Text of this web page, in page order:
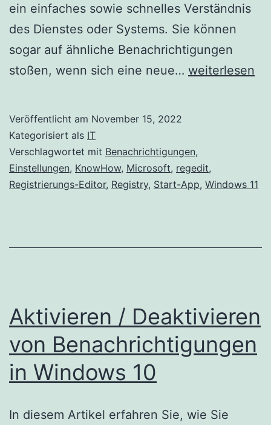
ein einfaches sowie schnelles Verständnis
des Dienstes oder Systems. Sie können
sogar auf ähnliche Benachrichtigungen
stoßen, wenn sich eine neue… Deaktivieren
in
Windows
11
weiterlesen
Veröffentlicht am November 15, 2022
Kategorisiert als IT
Verschlagwortet mit Benachrichtigungen,
Einstellungen, KnowHow, Microsoft, regedit,
Registrierungs-Editor, Registry, Start-App, Windows 11
Aktivieren / Deaktivieren
von Benachrichtigungen
in Windows 10
In diesem Artikel erfahren Sie, wie Sie